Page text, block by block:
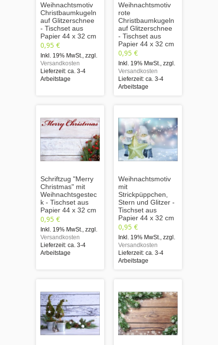
Weihnachtsmotiv
Christbaumkugeln
auf Glitzerschnee
- Tischset aus
Papier 44 x 32 cm
0,95 €
Inkl. 19% MwSt. zzgl.
Versandkosten
Lieferzeit: ca. 3-4
Arbeitstage
Weihnachtsmotiv
rote
Christbaumkugeln
auf Glitzerschnee
- Tischset aus
Papier 44 x 32 cm
0,95 €
Inkl. 19% MwSt. zzgl.
Versandkosten
Lieferzeit: ca. 3-4
Arbeitstage
Schriftzug "Merry
Christmas" mit
Weihnachtsgestec
k - Tischset aus
Papier 44 x 32 cm
0,95 €
Inkl. 19% MwSt. zzgl.
Versandkosten
Lieferzeit: ca. 3-4
Arbeitstage
Weihnachtsmotiv
mit
Strickpüppchen,
Stern und Glitzer -
Tischset aus
Papier 44 x 32 cm
0,95 €
Inkl. 19% MwSt. zzgl.
Versandkosten
Lieferzeit: ca. 3-4
Arbeitstage